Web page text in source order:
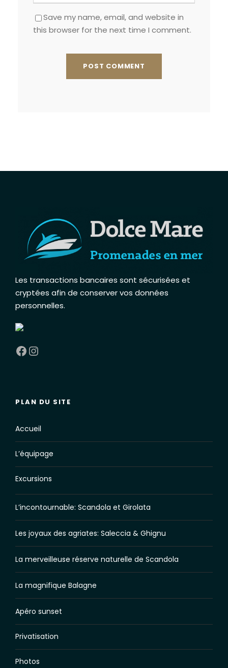
Save my name, email, and website in
this browser for the next time I comment.
Les transactions bancaires sont sécurisées et
cryptées afin de conserver vos données
personnelles.
Facebook Instagram
PLAN DU SITE
Accueil
L’équipage
Excursions
L’incontournable: Scandola et Girolata
Les joyaux des agriates: Saleccia & Ghignu
La merveilleuse réserve naturelle de Scandola
La magnifique Balagne
Apéro sunset
Privatisation
Photos